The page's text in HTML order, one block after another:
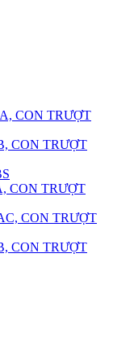
CON TRƯỢT
CON TRƯỢT
CON TRƯỢT
CON TRƯỢT
CON TRƯỢT